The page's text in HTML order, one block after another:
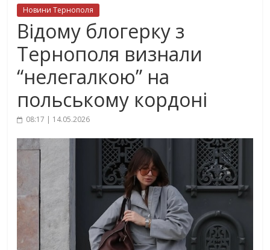
Новини Тернополя
Відому блогерку з
Тернополя визнали
“нелегалкою” на
польському кордоні
08:17 | 14.05.2026